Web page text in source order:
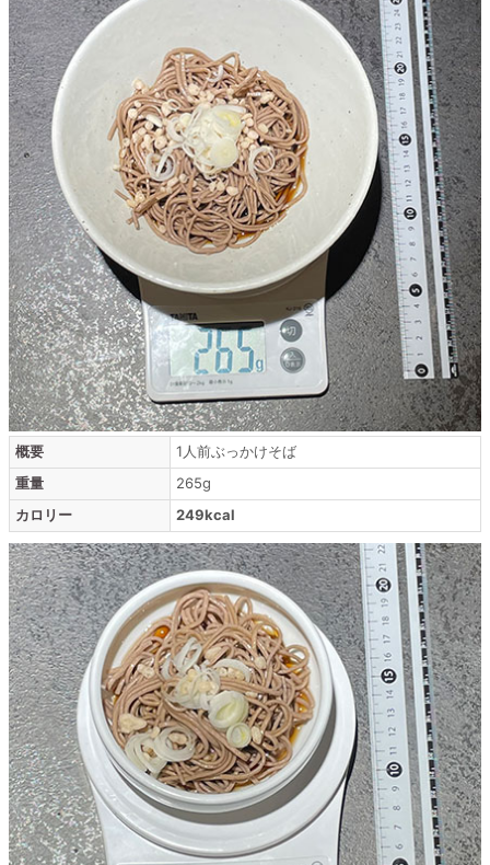
概要
1人前ぶっかけそば
重量
265g
カロリー
249kcal